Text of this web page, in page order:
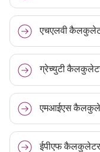
एचएलवी
ग्रेच्युटी
एमआईएस
ईपीएफ कैलकुलेटर